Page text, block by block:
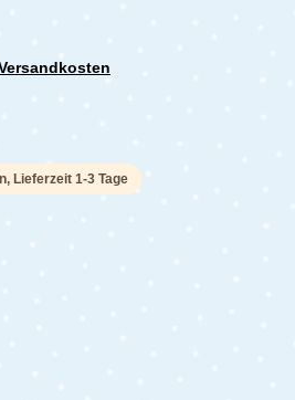
von 0 von 5 Sternen
Lieferzeit 1-3 Tage
den gewünschten